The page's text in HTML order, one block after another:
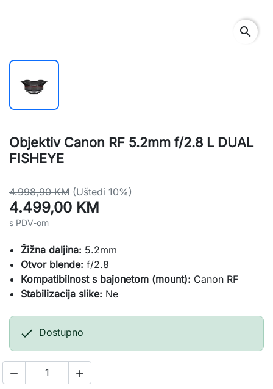
search
Objektiv Canon RF 5.2mm f/2.8 L DUAL
FISHEYE
4.998,90 KM (Uštedi 10%)
4.499,00 KM
s PDV-om
Žižna daljina: 5.2mm
Otvor blende: f/2.8
Kompatibilnost s bajonetom (mount): Canon RF
Stabilizacija slike: Ne
 Dostupno
 